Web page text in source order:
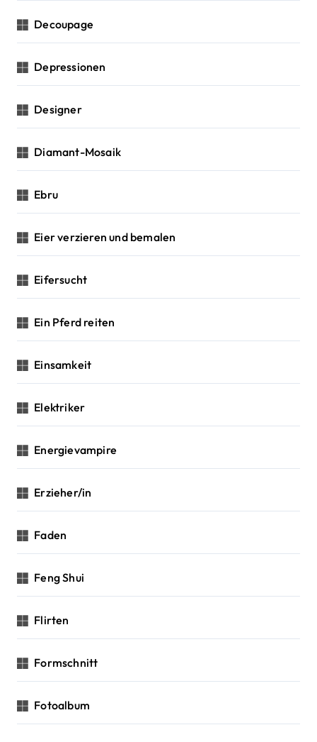
Decoupage
Depressionen
Designer
Diamant-Mosaik
Ebru
Eier verzieren und bemalen
Eifersucht
Ein Pferd reiten
Einsamkeit
Elektriker
Energievampire
Erzieher/in
Faden
Feng Shui
Flirten
Formschnitt
Fotoalbum